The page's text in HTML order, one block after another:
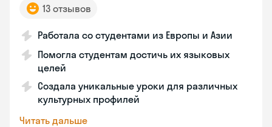
13 отзывов
Работала со студентами из Европы и Азии
Помогла студентам достичь их языковых
целей
Создала уникальные уроки для различных
культурных профилей
Читать дальше